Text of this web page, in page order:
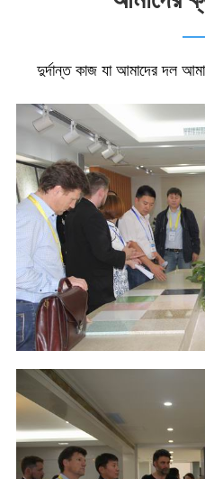
দুর্দান্ত কাজ যা আমাদের দল